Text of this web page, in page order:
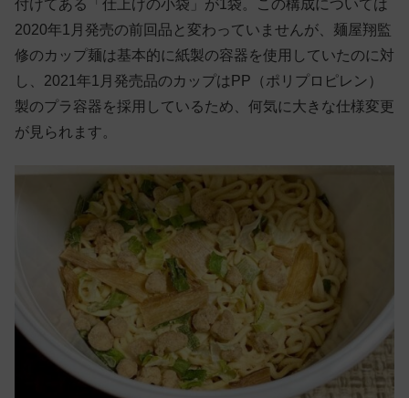
付けてある「仕上げの小袋」が1袋。この構成については
2020年1月発売の前回品と変わっていませんが、麺屋翔監
修のカップ麺は基本的に紙製の容器を使用していたのに対
し、2021年1月発売品のカップはPP（ポリプロピレン）
製のプラ容器を採用しているため、何気に大きな仕様変更
が見られます。